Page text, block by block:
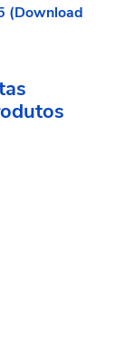
(Download